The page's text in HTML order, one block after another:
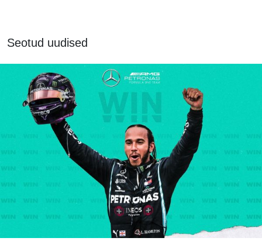
Seotud uudised